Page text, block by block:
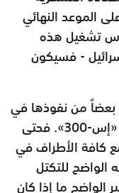
الموعد النهائي
تشغيل هذه
- فسيكون
من نفوذها في
سوريا مع تزويد هذه الأخيرة بصواريخ «إس-300». فحتى
كافة الأطراف في
للتكتل
الواضح ما إذا كان